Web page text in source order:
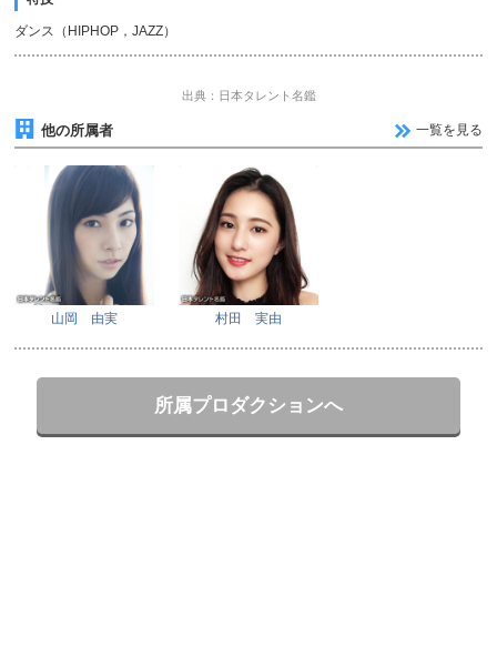
ダンス（HIPHOP，JAZZ）
出典：日本タレント名鑑
他の所属者 一覧を見る
山岡 由実 村田 実由
所属プロダクションへ